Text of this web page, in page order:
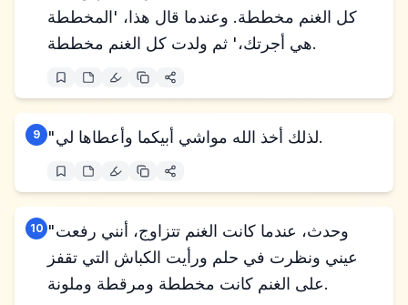
كل الغنم مخططة. وعندما قال هذا، 'المخططة
هي أجرتك،' ثم ولدت كل الغنم مخططة.
9 "لذلك أخذ الله مواشي أبيكما وأعطاها لي.
10 "وحدث، عندما كانت الغنم تتزاوج، أنني رفعت
عيني ونظرت في حلم ورأيت الكباش التي تقفز
على الغنم كانت مخططة ومرقطة وملونة.